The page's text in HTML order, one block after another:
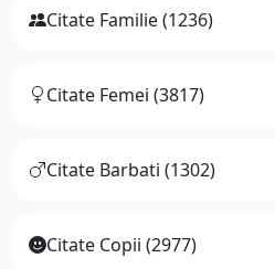
Citate Familie (1236)
Citate Femei (3817)
Citate Barbati (1302)
Citate Copii (2977)